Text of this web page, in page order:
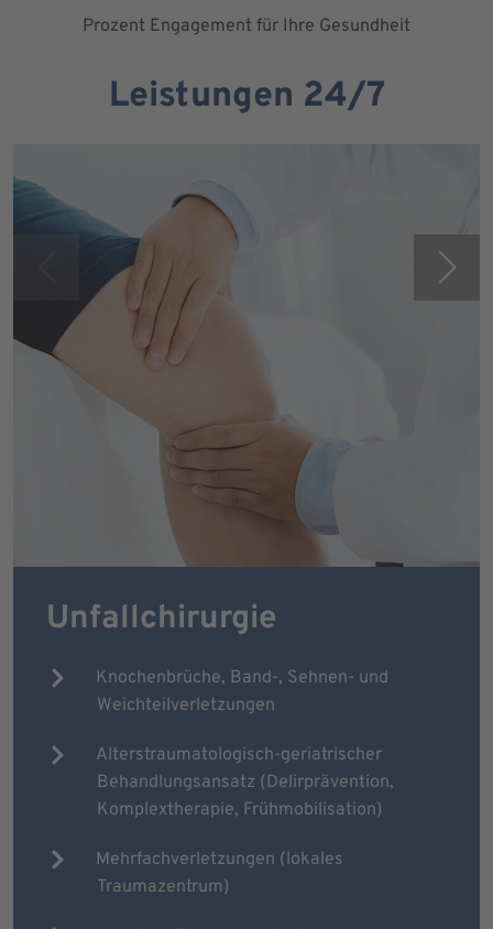
Prozent Engagement für Ihre Gesundheit
Leistungen 24/7
Unfallchirurgie
Knochenbrüche, Band-, Sehnen- und
Weichteilverletzungen
Alterstraumatologisch-geriatrischer
Behandlungsansatz (Delirprävention,
Komplextherapie, Frühmobilisation)
Mehrfachverletzungen (lokales
Traumazentrum)